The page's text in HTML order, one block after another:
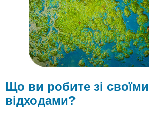
Що ви робите зі своїми
відходами?